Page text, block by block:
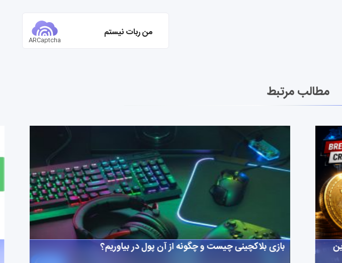
من ربات نیستم
ARCaptcha
مطالب مرتبط
بازی بلاکچینی چیست و چگونه از آن پول در بیاوریم؟